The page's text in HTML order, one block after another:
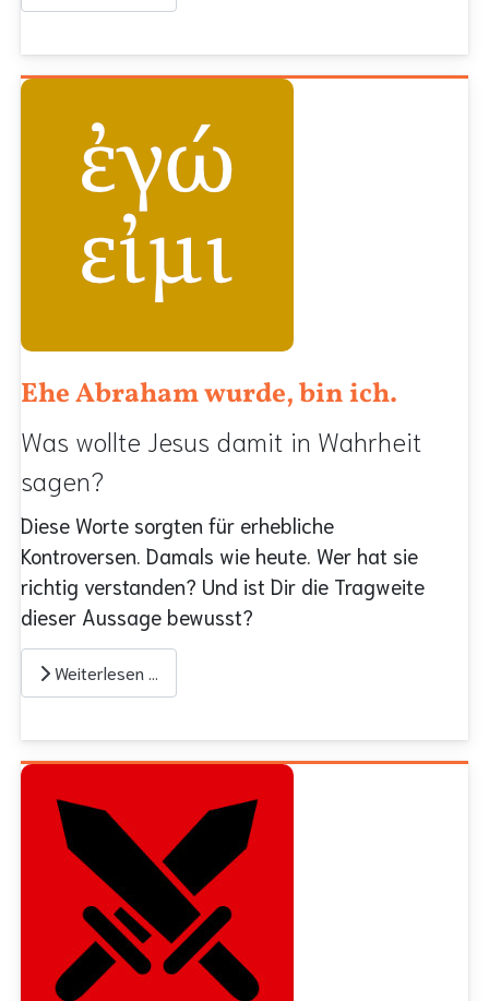
Ehe Abraham wurde, bin ich.
Was wollte Jesus damit in Wahrheit
sagen?
Diese Worte sorgten für erhebliche
Kontroversen. Damals wie heute. Wer hat sie
richtig verstanden? Und ist Dir die Tragweite
dieser Aussage bewusst?
Weiterlesen …